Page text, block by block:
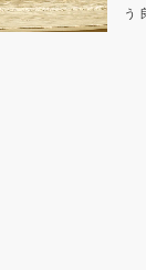
う